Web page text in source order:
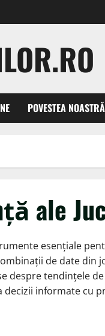
POVESTEA NOASTRĂ
ale
esențiale
de date din
despre tendințele
informate cu